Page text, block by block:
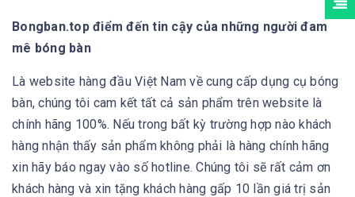
Bongban.top điểm đến tin cậy của những người đam
mê bóng bàn
Là website hàng đầu Việt Nam về cung cấp dụng cụ bóng
bàn, chúng tôi cam kết tất cả sản phẩm trên website là
chính hãng 100%. Nếu trong bất kỳ trường hợp nào khách
hàng nhận thấy sản phẩm không phải là hàng chính hãng
xin hãy báo ngay vào số hotline. Chúng tôi sẽ rất cảm ơn
khách hàng và xin tặng khách hàng gấp 10 lần giá trị sản